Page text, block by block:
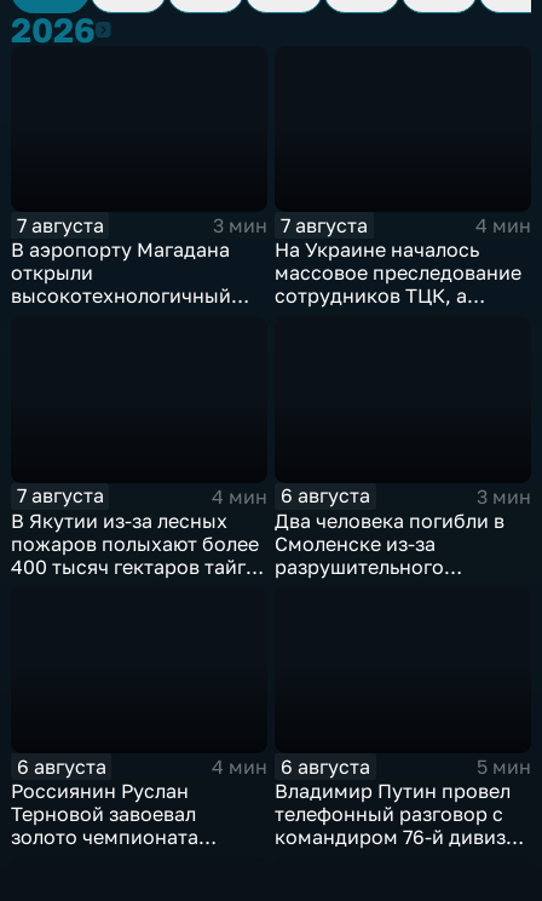
20262026
7 августа
3 мин
В аэропорту Магадана
открыли
высокотехнологичный
7 августа
4 мин
На Украине началось
массовое преследование
сотрудников ТЦК, а
7 августа
4 мин
В Якутии из-за лесных
пожаров полыхают более
400 тысяч гектаров тайги,
6 августа
3 мин
Два человека погибли в
Смоленске из-за
разрушительного
6 августа
4 мин
Россиянин Руслан
Терновой завоевал
золото чемпионата
6 августа
5 мин
Владимир Путин провел
телефонный разговор с
командиром 76-й дивизии